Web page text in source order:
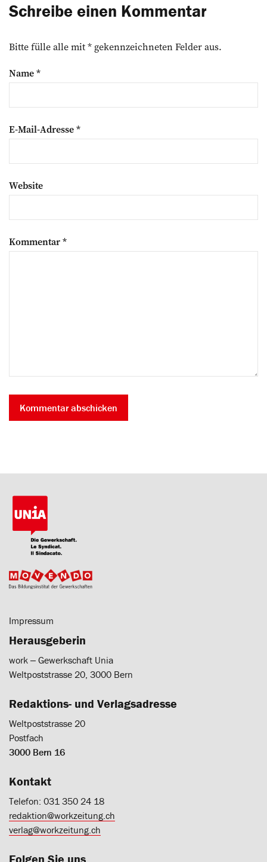
Schreibe einen Kommentar
Bitte fülle alle mit * gekennzeichneten Felder aus.
Name*
E-Mail-Adresse*
Website
Kommentar*
Impressum
Herausgeberin
work ‒ Gewerkschaft Unia
Weltpoststrasse 20, 3000 Bern
Redaktions- und Verlagsadresse
Weltpoststrasse 20
Postfach
3000 Bern 16
Kontakt
Telefon: 031 350 24 18
redaktion@workzeitung.ch
verlag@workzeitung.ch
Folgen Sie uns